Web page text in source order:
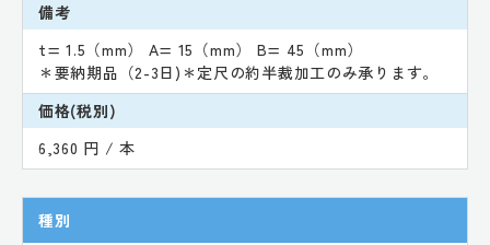
備考
t= 1.5（mm） A= 15（mm） B= 45（mm）
＊要納期品（2-3日)＊定尺の約半裁加工のみ承ります。
価格(税別)
6,360 円 / 本
種別